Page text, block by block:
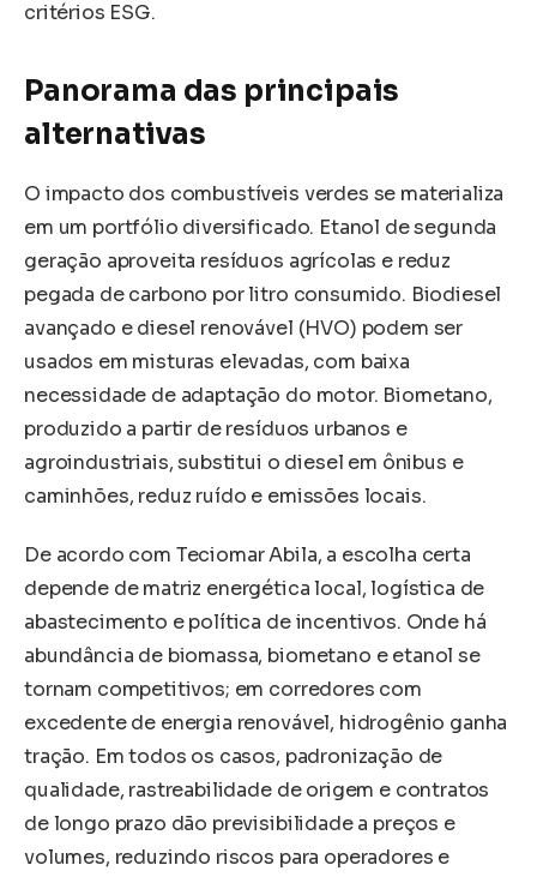
critérios ESG.
Panorama das principais
alternativas
O impacto dos combustíveis verdes se materializa
em um portfólio diversificado. Etanol de segunda
geração aproveita resíduos agrícolas e reduz
pegada de carbono por litro consumido. Biodiesel
avançado e diesel renovável (HVO) podem ser
usados em misturas elevadas, com baixa
necessidade de adaptação do motor. Biometano,
produzido a partir de resíduos urbanos e
agroindustriais, substitui o diesel em ônibus e
caminhões, reduz ruído e emissões locais.
De acordo com Teciomar Abila, a escolha certa
depende de matriz energética local, logística de
abastecimento e política de incentivos. Onde há
abundância de biomassa, biometano e etanol se
tornam competitivos; em corredores com
excedente de energia renovável, hidrogênio ganha
tração. Em todos os casos, padronização de
qualidade, rastreabilidade de origem e contratos
de longo prazo dão previsibilidade a preços e
volumes, reduzindo riscos para operadores e